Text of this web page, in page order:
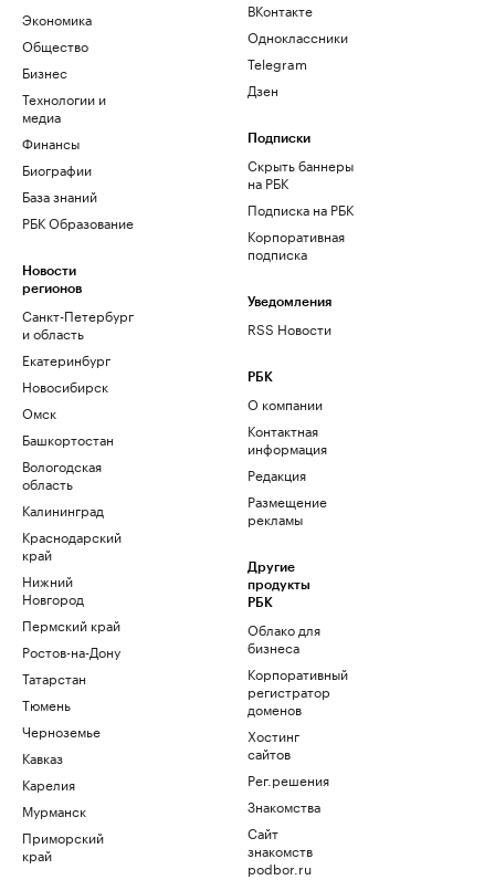
Экономика
Общество
Бизнес
Технологии и
медиа
Финансы
Биографии
База знаний
РБК Образование
Новости
регионов
Санкт-Петербург
и область
Екатеринбург
Новосибирск
Омск
Башкортостан
Вологодская
область
Калининград
Краснодарский
край
Нижний
Новгород
Пермский край
Ростов-на-Дону
Татарстан
Тюмень
Черноземье
Кавказ
Карелия
Мурманск
Приморский
край
ВКонтакте
Одноклассники
Telegram
Дзен
Подписки
Скрыть баннеры
на РБК
Подписка на РБК
Корпоративная
подписка
Уведомления
RSS Новости
РБК
О компании
Контактная
информация
Редакция
Размещение
рекламы
Другие
продукты
РБК
Облако для
бизнеса
Корпоративный
регистратор
доменов
Хостинг
сайтов
Рег.решения
Знакомства
Сайт
знакомств
podbor.ru